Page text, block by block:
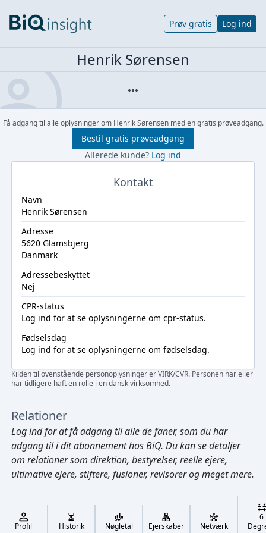
Cmd/Ctrl + K
Prøv gratis Log ind
Henrik Sørensen
Få adgang til alle oplysninger om Henrik Sørensen med en gratis prøveadgang.
Bestil gratis prøveadgang
Allerede kunde? Log ind
Kontakt
Navn
Henrik Sørensen
Adresse
5620 Glamsbjerg
Danmark
Adressebeskyttet
Nej
CPR-status
Log ind for at se oplysningerne om cpr-status.
Fødselsdag
Log ind for at se oplysningerne om fødselsdag.
Kilden til ovenstående personoplysninger er VIRK/CVR. Personen har eller
har tidligere haft en rolle i en dansk virksomhed.
Relationer
Log indfor at få adgang til alle de faner, som du har
adgang til i dit abonnement hos BiQ. Du kan se detaljer
om relationer som direktion, bestyrelser, reelle ejere,
ultimative ejere, stiftere, fusioner, revisorer og meget mere.
Profil Historik Nøgletal Ejerskaber Netværk
6